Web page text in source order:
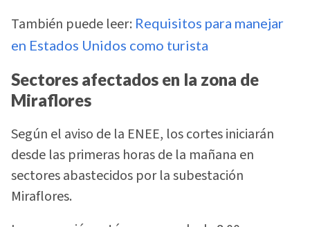
También puede leer: Requisitos para manejar
en Estados Unidos como turista
Sectores afectados en la zona de
Miraflores
Según el aviso de la ENEE, los cortes iniciarán
desde las primeras horas de la mañana en
sectores abastecidos por la subestación
Miraflores.